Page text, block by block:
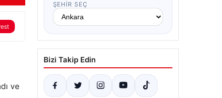
ve
ŞEHIR SEÇ
Bizi Takip Edin